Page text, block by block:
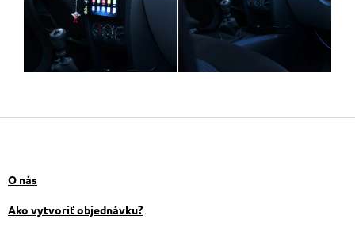
Z
O nás
Ako vytvoriť objednávku?